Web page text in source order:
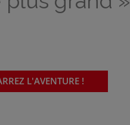
L'AVENTURE !